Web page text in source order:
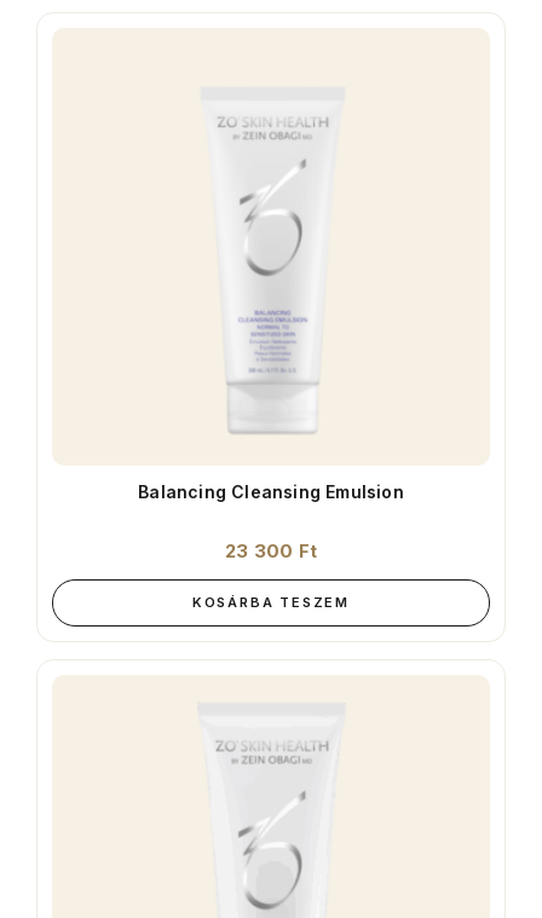
Balancing Cleansing Emulsion
23 300 Ft
KOSÁRBA TESZEM